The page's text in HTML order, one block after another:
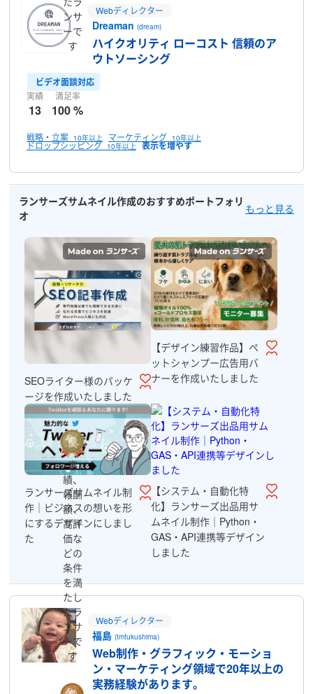
ンサ
ーで
す
Webディレクター
Dreaman(dream)
ハイクオリティ ローコスト 信頼のア
ウトソーシング
ビデオ面談対応
実績
13
満足率
100 %
戦略・立案 10年以上 マーケティング 10年以上
ドロップシッピング 10年以上
ランサーズサムネイル作成のおすすめポートフォリ
オ
もっと見る
SEOライター様のパッケ
ージを作成いたしました
【デザイン練習作品】ペ
ットシャンプー広告用バ
ナーを作成いたしました
ランサーズサムネイル制
作｜ビジネスの想いを形
にするデザインにしまし
た
【システム・自動化特
化】ランサーズ出品用サ
ムネイル制作｜Python・
GAS・API連携等デザイン
しました
実
績、
報酬
額、
高評
価な
どの
条件
を満
たし
たラ
ンサ
ーで
す
Webディレクター
福島(tmfukushima)
Web制作・グラフィック・モーショ
ン・マーケティング領域で20年以上の
実務経験があります。